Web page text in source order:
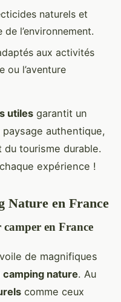
naturels et
l’environnement.
aux activités
ou l’aventure
utiles garantit un
paysage authentique,
tourisme durable.
expérience !
Nature en France
en France
de magnifiques
camping nature. Au
comme ceux